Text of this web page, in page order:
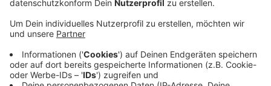
Stunde soll 50 Cent kosten, die Tageskarte
maximal 4 Euro.
Veröffentlicht:Freitag, 21.01.2022 07:12
Anzeige